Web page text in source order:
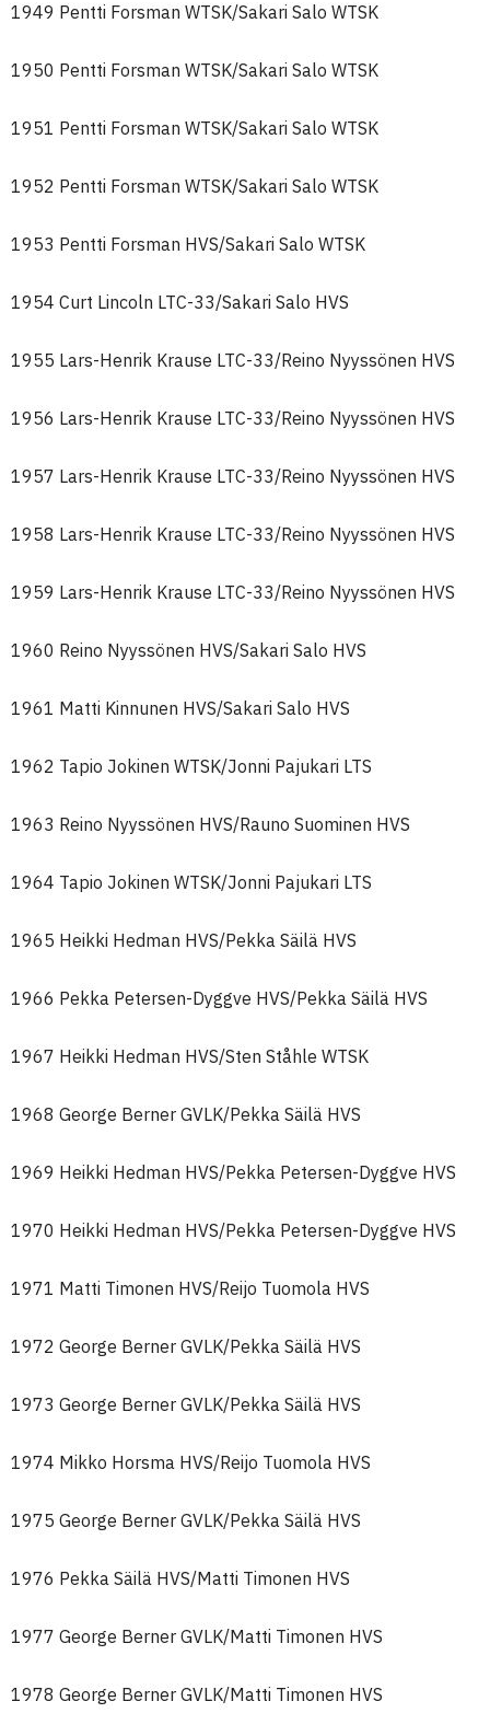
1949 Pentti Forsman WTSK/Sakari Salo WTSK
1950 Pentti Forsman WTSK/Sakari Salo WTSK
1951 Pentti Forsman WTSK/Sakari Salo WTSK
1952 Pentti Forsman WTSK/Sakari Salo WTSK
1953 Pentti Forsman HVS/Sakari Salo WTSK
1954 Curt Lincoln LTC-33/Sakari Salo HVS
1955 Lars-Henrik Krause LTC-33/Reino Nyyssönen HVS
1956 Lars-Henrik Krause LTC-33/Reino Nyyssönen HVS
1957 Lars-Henrik Krause LTC-33/Reino Nyyssönen HVS
1958 Lars-Henrik Krause LTC-33/Reino Nyyssönen HVS
1959 Lars-Henrik Krause LTC-33/Reino Nyyssönen HVS
1960 Reino Nyyssönen HVS/Sakari Salo HVS
1961 Matti Kinnunen HVS/Sakari Salo HVS
1962 Tapio Jokinen WTSK/Jonni Pajukari LTS
1963 Reino Nyyssönen HVS/Rauno Suominen HVS
1964 Tapio Jokinen WTSK/Jonni Pajukari LTS
1965 Heikki Hedman HVS/Pekka Säilä HVS
1966 Pekka Petersen-Dyggve HVS/Pekka Säilä HVS
1967 Heikki Hedman HVS/Sten Ståhle WTSK
1968 George Berner GVLK/Pekka Säilä HVS
1969 Heikki Hedman HVS/Pekka Petersen-Dyggve HVS
1970 Heikki Hedman HVS/Pekka Petersen-Dyggve HVS
1971 Matti Timonen HVS/Reijo Tuomola HVS
1972 George Berner GVLK/Pekka Säilä HVS
1973 George Berner GVLK/Pekka Säilä HVS
1974 Mikko Horsma HVS/Reijo Tuomola HVS
1975 George Berner GVLK/Pekka Säilä HVS
1976 Pekka Säilä HVS/Matti Timonen HVS
1977 George Berner GVLK/Matti Timonen HVS
1978 George Berner GVLK/Matti Timonen HVS